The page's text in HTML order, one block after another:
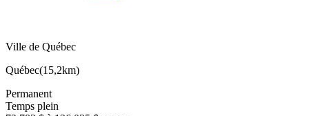
Ville de Québec
Québec(15,2km)
Permanent
Temps plein